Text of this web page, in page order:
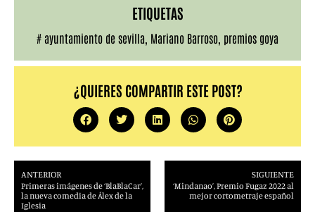
ETIQUETAS
# ayuntamiento de sevilla Mariano Barroso premios goya
¿QUIERES COMPARTIR ESTE POST?
ANTERIOR
Primeras imágenes de ‘BlaBlaCar’,
la nueva comedia de Álex de la
Iglesia
SIGUIENTE
‘Mindanao’, Premio Fugaz 2022 al
mejor cortometraje español